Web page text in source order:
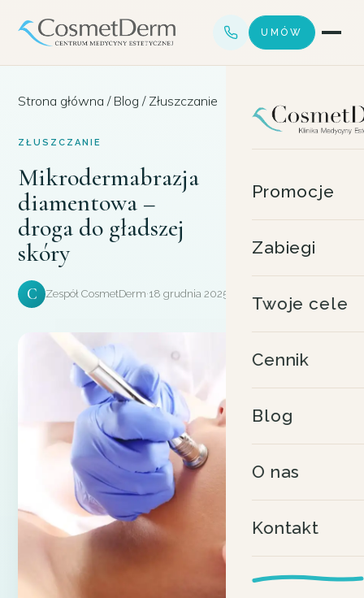
UMÓW
Promocje
Zabiegi
Twoje cele
Cennik
Blog
O nas
Kontakt
Strona główna / Blog / Złuszczanie
ZŁUSZCZANIE
Mikrodermabrazja
diamentowa –
droga do gładszej
skóry
C Zespół CosmetDerm·18 grudnia 2025